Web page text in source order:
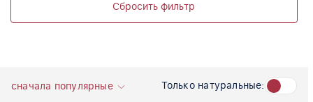
Сбросить фильтр
сначала популярные Только натуральные: